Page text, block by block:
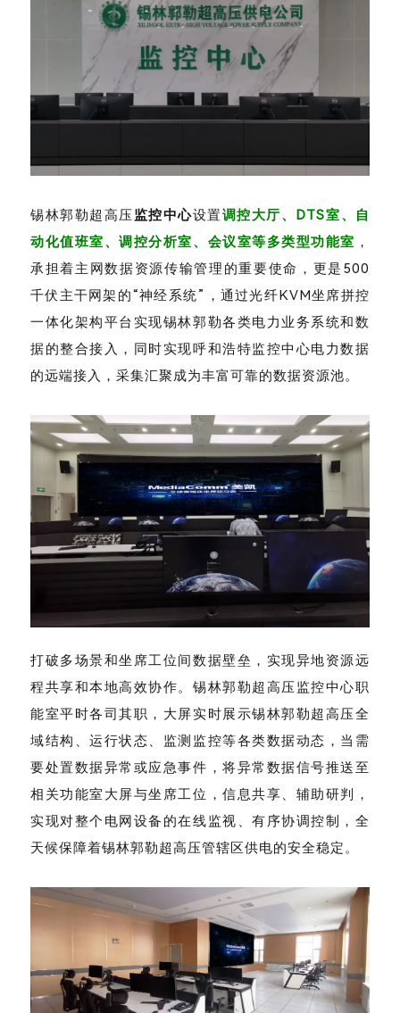
锡林郭勒超高压 监控中心设置调控大厅、DTS室、自
动化值班室、调控分析室、会议室等多类型功能室 ，
承担着主网数据资源传输管理的重要使命，更是500
千伏主干网架的“神经系统”，通过光纤KVM坐席拼控
一体化架构平台实现锡林郭勒各类电力业务系统和数
据的整合接入，同时实现呼和浩特监控中心电力数据
的远端接入，采集汇聚成为丰富可靠的数据资源池。
打破多场景和坐席工位间数据壁垒，实现异地资源远
程共享和本地高效协作。锡林郭勒超高压监控中心职
能室平时各司其职，大屏实时展示锡林郭勒超高压全
域结构、运行状态、监测监控等各类数据动态，当需
要处置数据异常或应急事件，将异常数据信号推送至
相关功能室大屏与坐席工位，信息共享、辅助研判，
实现对整个电网设备的在线监视、有序协调控制，全
天候保障着锡林郭勒超高压管辖区供电的安全稳定。